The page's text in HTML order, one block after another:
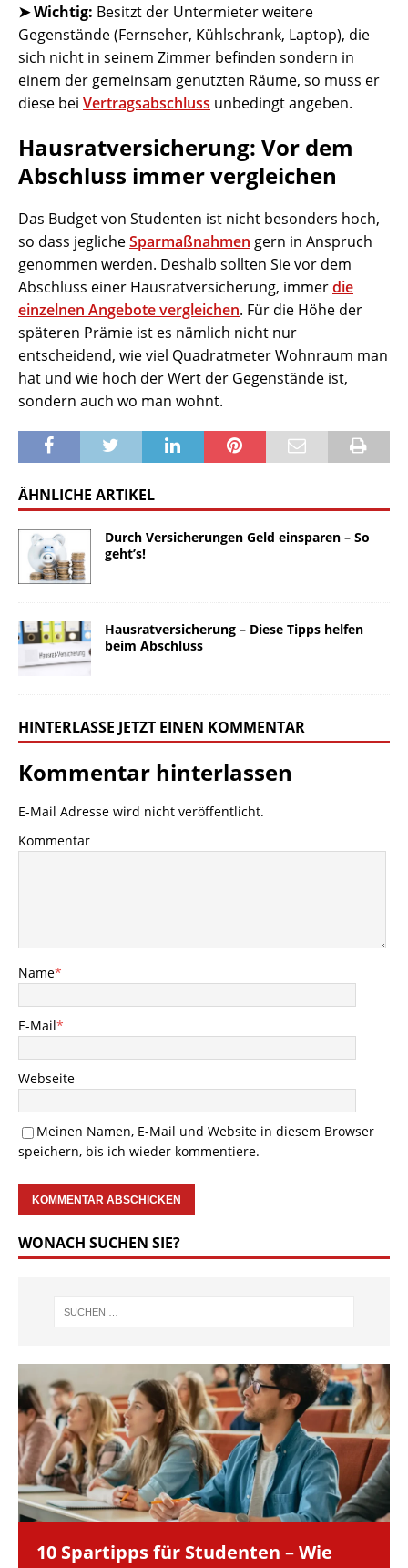
➤ Wichtig: Besitzt der Untermieter weitere
Gegenstände (Fernseher, Kühlschrank, Laptop), die
sich nicht in seinem Zimmer befinden sondern in
einem der gemeinsam genutzten Räume, so muss er
diese bei Vertragsabschluss unbedingt angeben.
Hausratversicherung: Vor dem
Abschluss immer vergleichen
Das Budget von Studenten ist nicht besonders hoch,
so dass jeglicheSparmaßnahmen gern in Anspruch
genommen werden. Deshalb sollten Sie vor dem
Abschluss einer Hausratversicherung, immerdie
einzelnen Angebote vergleichen. Für die Höhe der
späteren Prämie ist es nämlich nicht nur
entscheidend, wie viel Quadratmeter Wohnraum man
hat und wie hoch der Wert der Gegenstände ist,
sondern auch wo man wohnt.
ÄHNLICHE ARTIKEL
Durch Versicherungen Geld einsparen – So
geht’s!
Hausratversicherung – Diese Tipps helfen
beim Abschluss
HINTERLASSE JETZT EINEN KOMMENTAR
Kommentar hinterlassen
E-Mail Adresse wird nicht veröffentlicht.
Kommentar
Name*
E-Mail*
Webseite
Meinen Namen, E-Mail und Website in diesem Browser
speichern, bis ich wieder kommentiere.
WONACH SUCHEN SIE?
10 Spartipps für Studenten – Wie